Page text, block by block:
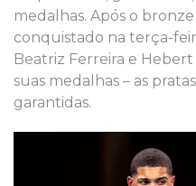
medalhas. Após o
conquistado na terça-
Beatriz Ferreira e
suas medalhas – as
garantidas.